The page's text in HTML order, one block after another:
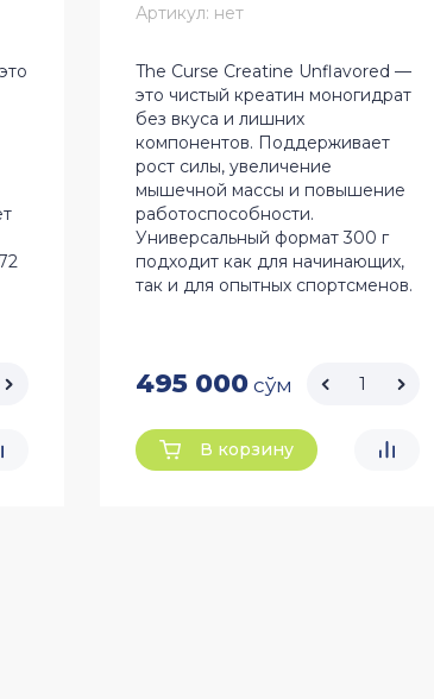
Артикул: нет
The Curse Creatine Unflavored —
это чистый креатин моногидрат
без вкуса и лишних
компонентов. Поддерживает
рост силы, увеличение
мышечной массы и повышение
работоспособности.
Универсальный формат 300 г
подходит как для начинающих,
так и для опытных спортсменов.
495 000 сўм
В корзину